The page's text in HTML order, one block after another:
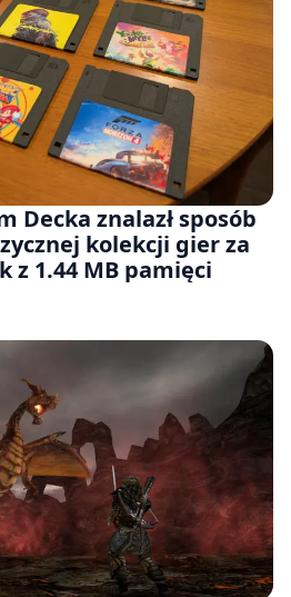
Decka znalazł sposób
kolekcji gier za
z 1.44 MB pamięci